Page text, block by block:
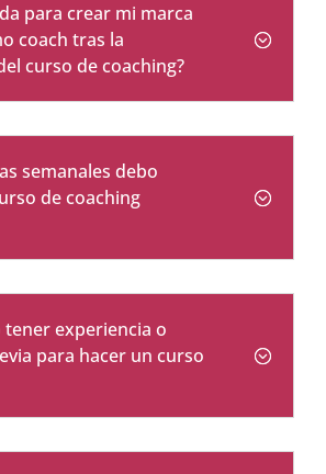
para crear mi marca
coach tras la
curso de coaching?
semanales debo
de coaching
tener experiencia o
para hacer un curso